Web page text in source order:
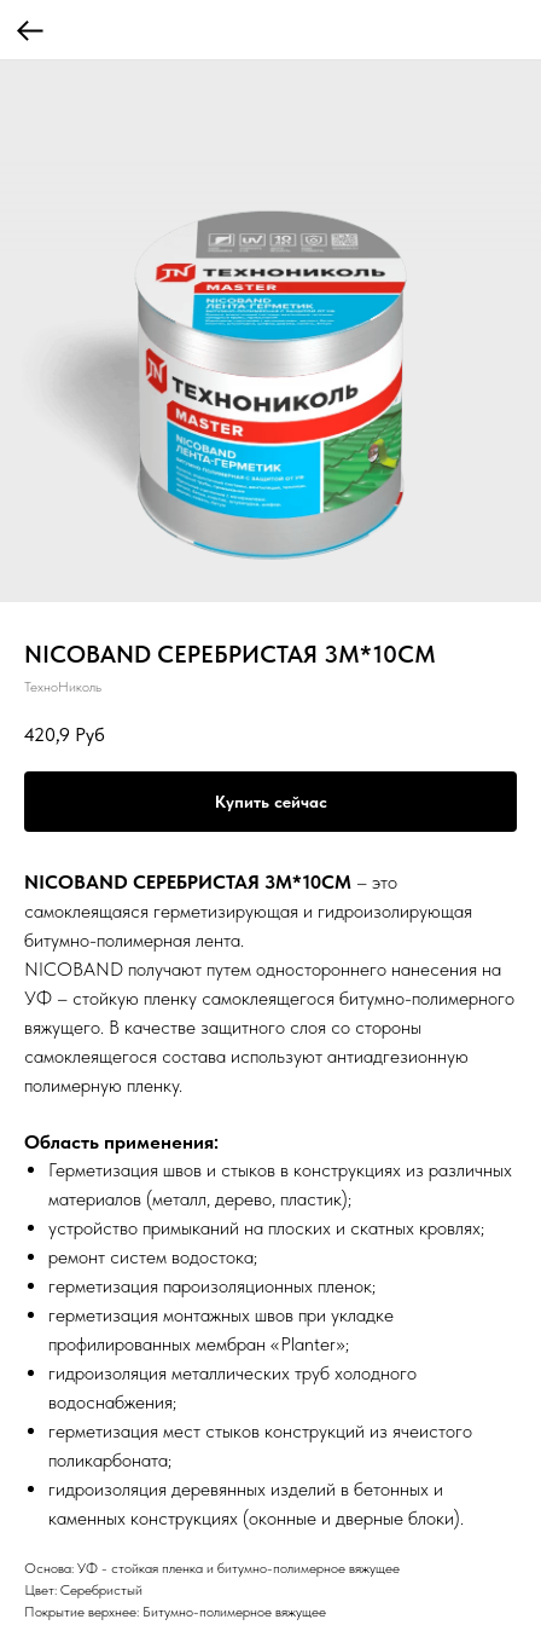
NICOBAND СЕРЕБРИСТАЯ 3М*10СМ
ТехноНиколь
420,9 Руб
Купить сейчас
NICOBAND СЕРЕБРИСТАЯ 3М*10СМ – это
самоклеящаяся герметизирующая и гидроизолирующая
битумно-полимерная лента.
NICOBAND получают путем одностороннего нанесения на
УФ – стойкую пленку самоклеящегося битумно-полимерного
вяжущего. В качестве защитного слоя со стороны
самоклеящегося состава используют антиадгезионную
полимерную пленку.
Область применения:
Герметизация швов и стыков в конструкциях из различных
материалов (металл, дерево, пластик);
устройство примыканий на плоских и скатных кровлях;
ремонт систем водостока;
герметизация пароизоляционных пленок;
герметизация монтажных швов при укладке
профилированных мембран «Planter»;
гидроизоляция металлических труб холодного
водоснабжения;
герметизация мест стыков конструкций из ячеистого
поликарбоната;
гидроизоляция деревянных изделий в бетонных и
каменных конструкциях (оконные и дверные блоки).
Основа: УФ - стойкая пленка и битумно-полимерное вяжущее
Цвет: Серебристый
Покрытие верхнее: Битумно-полимерное вяжущее